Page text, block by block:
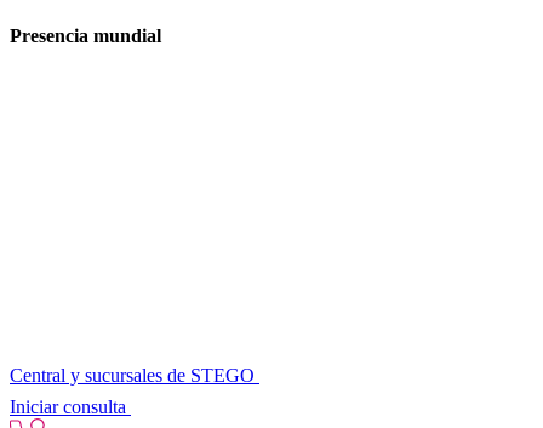
Presencia mundial
Central y sucursales de STEGO
Iniciar consulta